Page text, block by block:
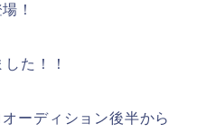
！
た！！
ーディション後半から